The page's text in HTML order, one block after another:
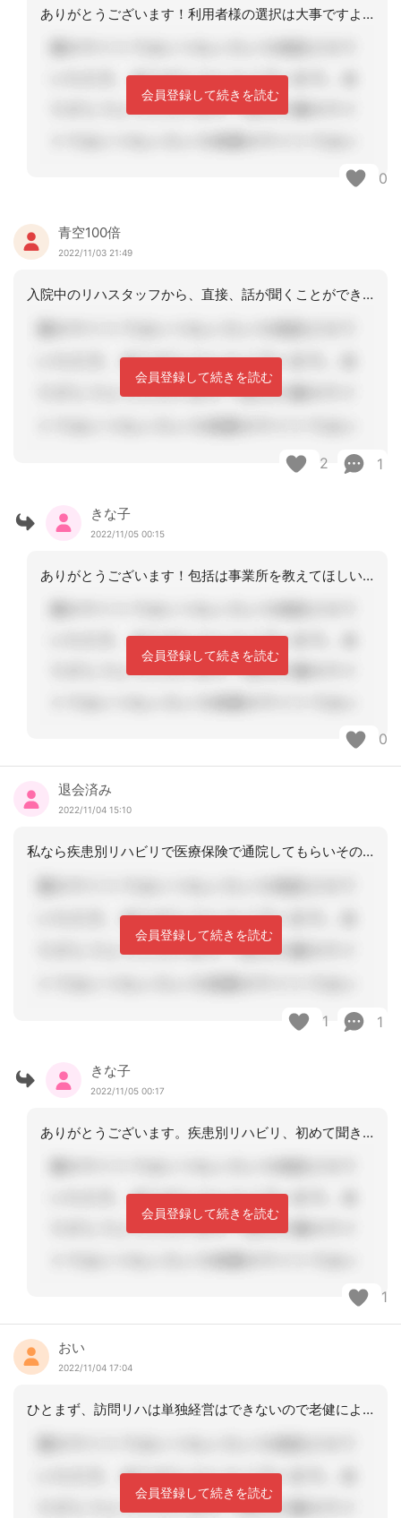
ありがとうございます！利用者様の選択は大事ですよね。条件に合う所があれば2〜3ご
会員登録して続きを読む
0
青空100倍
2022/11/03 21:49
入院中のリハスタッフから、直接、話が聞くことができると良いですね。訪問リハが必要
会員登録して続きを読む
2 1
きな子
2022/11/05 00:15
ありがとうございます！包括は事業所を教えてほしいときにも頼れるのですね。相談員さ
会員登録して続きを読む
0
退会済み
2022/11/04 15:10
私なら疾患別リハビリで医療保険で通院してもらいその経過からドクターや専門職に相談
会員登録して続きを読む
1 1
きな子
2022/11/05 00:17
ありがとうございます。疾患別リハビリ、初めて聞きました。自分でも調べてみます。医
会員登録して続きを読む
1
おい
2022/11/04 17:04
ひとまず、訪問リハは単独経営はできないので老健による運営となります。そこで、リハ
会員登録して続きを読む